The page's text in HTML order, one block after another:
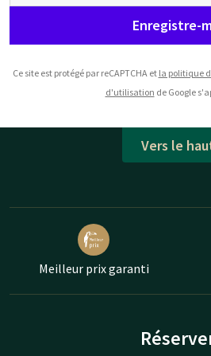
Enregistre-
Ce site est protégé par reCAPTCHA et la politique
d'utilisation de Google
Vers le
Meilleur prix garanti